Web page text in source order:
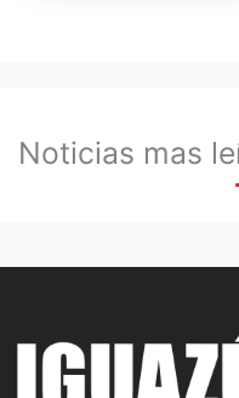
Noticias mas